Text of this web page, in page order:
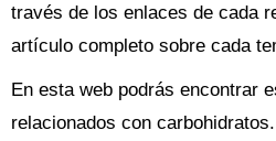
través de los enlaces de cada
artículo completo sobre cada
En esta web podrás encontrar
relacionados con carbohidratos.